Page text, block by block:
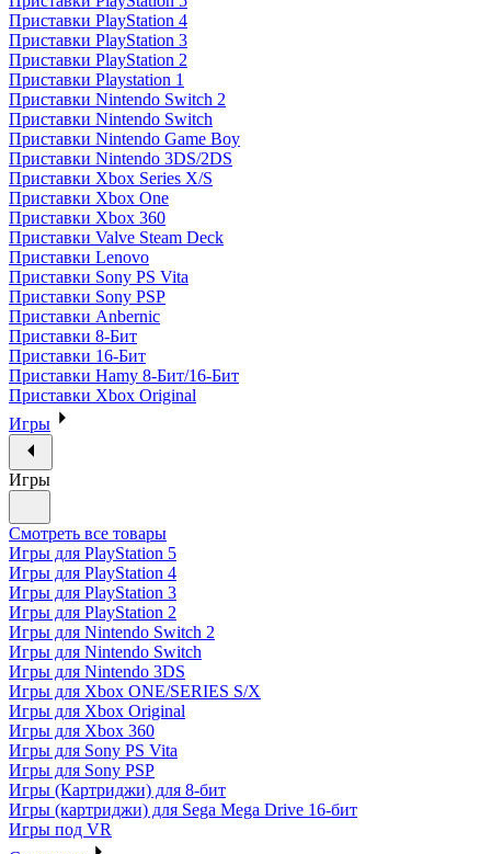
Приставки PlayStation 4
Приставки PlayStation 3
Приставки PlayStation 2
Приставки Playstation 1
Приставки Nintendo Switch 2
Приставки Nintendo Switch
Приставки Nintendo Game Boy
Приставки Nintendo 3DS/2DS
Приставки Xbox Series X/S
Приставки Xbox One
Приставки Xbox 360
Приставки Valve Steam Deck
Приставки Lenovo
Приставки Sony PS Vita
Приставки Sony PSP
Приставки Anbernic
Приставки 8-Бит
Приставки 16-Бит
Приставки Hamy 8-Бит/16-Бит
Приставки Xbox Original
Игры
Игры
Смотреть все товары
Игры для PlayStation 5
Игры для PlayStation 4
Игры для PlayStation 3
Игры для PlayStation 2
Игры для Nintendo Switch 2
Игры для Nintendo Switch
Игры для Nintendo 3DS
Игры для Xbox ONE/SERIES S/X
Игры для Xbox Original
Игры для Xbox 360
Игры для Sony PS Vita
Игры для Sony PSP
Игры (Картриджи) для 8-бит
Игры (картриджи) для Sega Mega Drive 16-бит
Игры под VR